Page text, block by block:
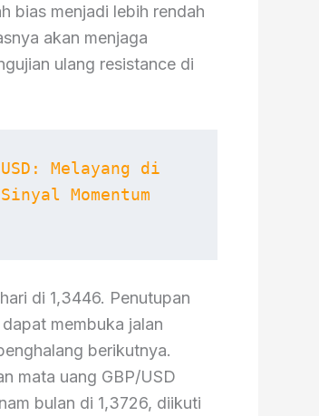
bias menjadi lebih rendah
akan menjaga
ulang resistance di
Melayang di
Momentum
di 1,3446. Penutupan
membuka jalan
berikutnya.
mata uang GBP/USD
bulan di 1,3726, diikuti